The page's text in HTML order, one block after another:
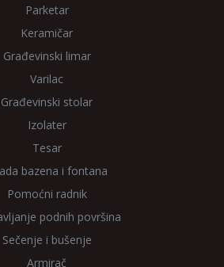
Parketar
Keramičar
Građevinski limar
Varilac
Građevinski stolar
Izolater
Tesar
bazena i fontana
Pomoćni radnik
podnih površina
Sečenje i bušenje
Armirač